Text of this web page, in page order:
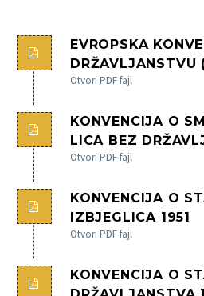
Crnogorski
EVROPSKA
DRŽAVLJANSTVU
Otvori PDF fajl
KONVENCIJA O
LICA BEZ
Otvori PDF fajl
KONVENCIJA O
IZBJEGLICA 1951
Otvori PDF fajl
KONVENCIJA O